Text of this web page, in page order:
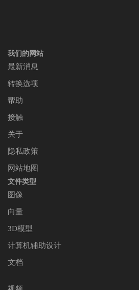
我们的网站
最新消息
转换选项
帮助
接触
关于
隐私政策
网站地图
文件类型
图像
向量
3D模型
计算机辅助设计
文档